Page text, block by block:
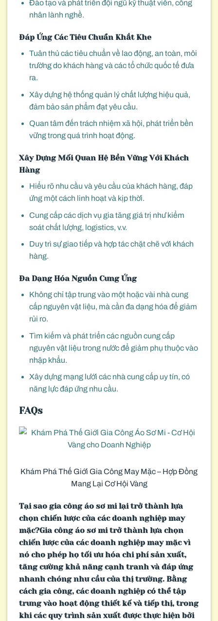
Đào tạo và phát triển đội ngũ kỹ thuật viên, công
nhân lành nghề.
Đáp Ứng Các Tiêu Chuẩn Khắt Khe
Tuân thủ các tiêu chuẩn về lao động, an toàn, môi
trường do khách hàng và các tổ chức quốc tế đưa
ra.
Xây dựng hệ thống quản lý chất lượng hiệu quả,
đảm bảo sản phẩm đạt yêu cầu.
Quan tâm đến trách nhiệm xã hội, phát triển bền
vững trong quá trình hoạt động.
Xây Dựng Mối Quan Hệ Bền Vững Với Khách
Hàng
Hiểu rõ nhu cầu và yêu cầu của khách hàng, đáp
ứng một cách linh hoạt và kịp thời.
Cung cấp các dịch vụ gia tăng giá trị như kiểm
soát chất lượng, logistics, v.v.
Duy trì sự giao tiếp và hợp tác chặt chẽ với khách
hàng.
Đa Dạng Hóa Nguồn Cung Ứng
Không chỉ tập trung vào một hoặc vài nhà cung
cấp nguyên vật liệu, mà cần đa dạng hóa để giảm
rủi ro.
Tìm kiếm và phát triển các nguồn cung cấp
nguyên vật liệu trong nước để giảm phụ thuộc vào
nhập khẩu.
Xây dựng mạng lưới các nhà cung cấp uy tín, có
năng lực đáp ứng nhu cầu.
FAQs
Khám Phá Thế Giới Gia Công May Mặc – Hợp Đồng
Mang Lại Cơ Hội Vàng
Tại sao gia công áo sơ mi lại trở thành lựa
chọn chiến lược của các doanh nghiệp may
mặc?Gia công áo sơ mi trở thành lựa chọn
chiến lược của các doanh nghiệp may mặc vì
nó cho phép họ tối ưu hóa chi phí sản xuất,
tăng cường khả năng cạnh tranh và đáp ứng
nhanh chóng nhu cầu của thị trường. Bằng
cách gia công, các doanh nghiệp có thể tập
trung vào hoạt động thiết kế và tiếp thị, trong
khi các quy trình sản xuất được thực hiện bởi